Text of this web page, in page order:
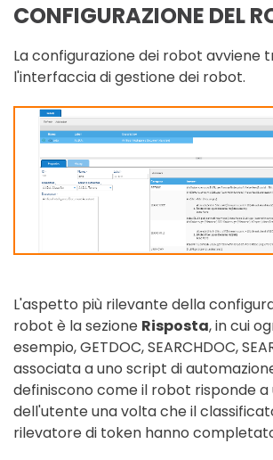
CONFIGURAZIONE DEL
La configurazione dei robot avviene
l'interfaccia di gestione dei robot.
L'aspetto più rilevante della
robot è la sezione Risposta, in cui
esempio, GETDOC, SEARCHDOC,
associata a uno script di
definiscono come il robot risponde a
dell'utente una volta che il
rilevatore di token hanno